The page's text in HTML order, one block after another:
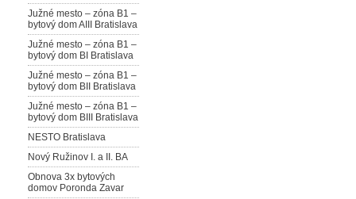
Južné mesto – zóna B1 –
bytový dom AIII Bratislava
Južné mesto – zóna B1 –
bytový dom BI Bratislava
Južné mesto – zóna B1 –
bytový dom BII Bratislava
Južné mesto – zóna B1 –
bytový dom BIII Bratislava
NESTO Bratislava
Nový Ružinov I. a II. BA
Obnova 3x bytových
domov Poronda Zavar